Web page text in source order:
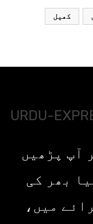
کھیل
آپ پڑھیں
بھر کی
میں،